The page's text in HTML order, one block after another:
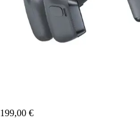
199,00 €